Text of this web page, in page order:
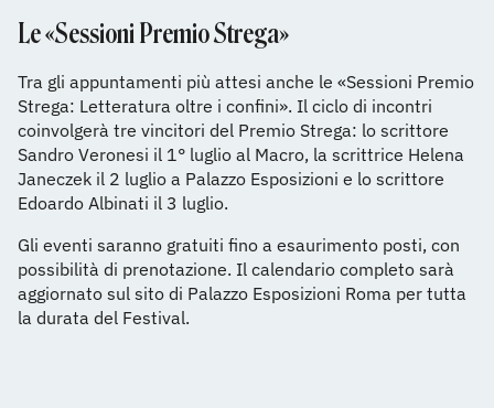
Le «Sessioni Premio Strega»
Tra gli appuntamenti più attesi anche le «Sessioni Premio
Strega: Letteratura oltre i confini». Il ciclo di incontri
coinvolgerà tre vincitori del Premio Strega: lo scrittore
Sandro Veronesi il 1° luglio al Macro, la scrittrice Helena
Janeczek il 2 luglio a Palazzo Esposizioni e lo scrittore
Edoardo Albinati il 3 luglio.
Gli eventi saranno gratuiti fino a esaurimento posti, con
possibilità di prenotazione. Il calendario completo sarà
aggiornato sul sito di Palazzo Esposizioni Roma per tutta
la durata del Festival.